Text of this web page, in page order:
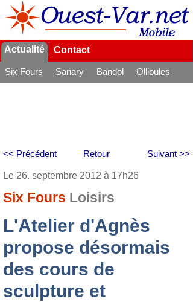
Actualité Contact
Six Fours Sanary Bandol
Ollioules
Retour
<< Précédent Suivant >>
Le 26. septembre 2012 à 17h26
Six Fours Loisirs
L'Atelier d'Agnès
propose désormais
des cours de
sculpture et